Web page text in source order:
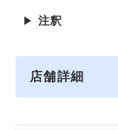
▶ 注釈
店舗詳細